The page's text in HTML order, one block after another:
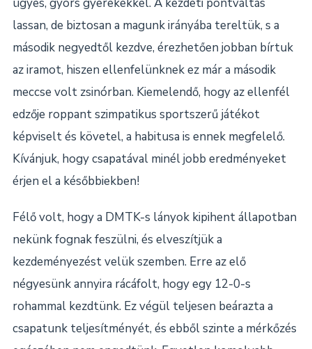
lassan, de biztosan a magunk irányába tereltük, s a
második negyedtől kezdve, érezhetően jobban bírtuk
az iramot, hiszen ellenfelünknek ez már a második
meccse volt zsinórban. Kiemelendő, hogy az ellenfél
edzője roppant szimpatikus sportszerű játékot
képviselt és követel, a habitusa is ennek megfelelő.
Kívánjuk, hogy csapatával minél jobb eredményeket
érjen el a későbbiekben!
Félő volt, hogy a DMTK-s lányok kipihent állapotban
nekünk fognak feszülni, és elveszítjük a
kezdeményezést velük szemben. Erre az elő
négyesünk annyira rácáfolt, hogy egy 12-0-s
rohammal kezdtünk. Ez végül teljesen beárazta a
csapatunk teljesítményét, és ebből szinte a mérkőzés